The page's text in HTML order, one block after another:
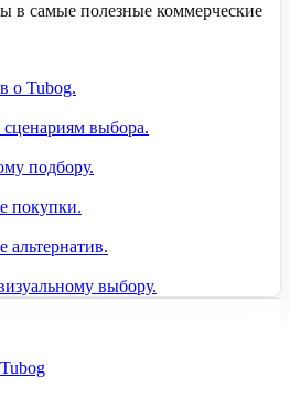
в самые полезные коммерческие
о Tubog.
выбора.
подбору.
покупки.
альтернатив.
выбору.